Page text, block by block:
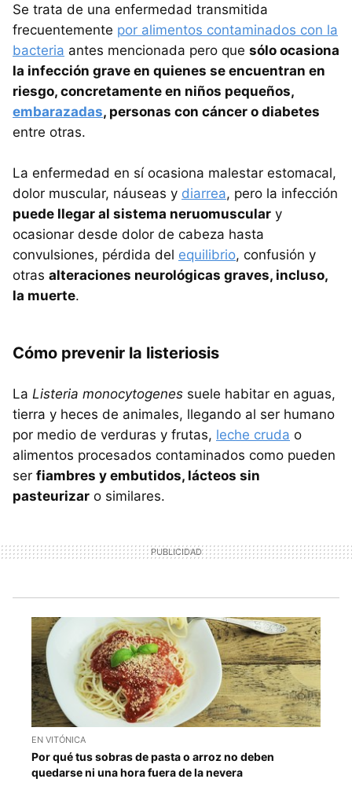
Se trata de una enfermedad transmitida
frecuentemente por alimentos contaminados con la
bacteria antes mencionada pero que sólo ocasiona
la infección grave en quienes se encuentran en
riesgo, concretamente en niños pequeños,
embarazadas, personas con cáncer o diabetes
entre otras.
La enfermedad en sí ocasiona malestar estomacal,
dolor muscular, náuseas y diarrea, pero la infección
puede llegar al sistema neruomuscular y
ocasionar desde dolor de cabeza hasta
convulsiones, pérdida del equilibrio, confusión y
otras alteraciones neurológicas graves, incluso,
la muerte.
Cómo prevenir la listeriosis
La Listeria monocytogenes suele habitar en aguas,
tierra y heces de animales, llegando al ser humano
por medio de verduras y frutas, leche cruda o
alimentos procesados contaminados como pueden
ser fiambres y embutidos, lácteos sin
pasteurizar o similares.
EN VITÓNICA
Por qué tus sobras de pasta o arroz no deben
quedarse ni una hora fuera de la nevera